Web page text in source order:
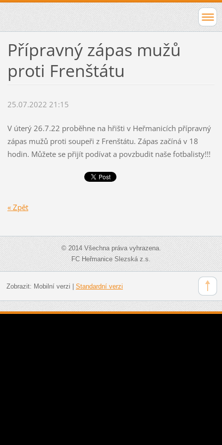
Přípravný zápas mužů
proti Frenštátu
25.07.2022 21:15
V úterý 26.7.22 proběhne na hřišti v Heřmanicích přípravný
zápas mužů proti soupeři z Frenštátu. Zápas začíná v 18
hodin. Můžete se přijít podívat a povzbudit naše fotbalisty!!!
« Zpět
© 2014 Všechna práva vyhrazena.
FC Heřmanice Slezská z.s.
Zobrazit: Mobilní verzi Standardní verzi